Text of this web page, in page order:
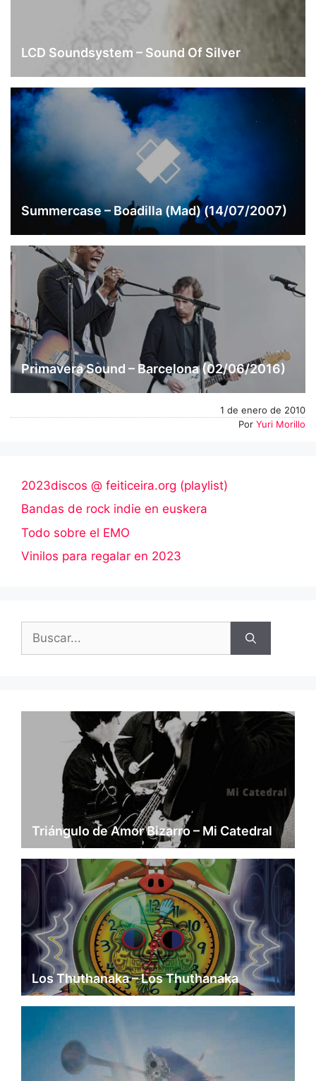
LCD Soundsystem – Sound Of Silver
Summercase – Boadilla (Mad) (14/07/2007)
Primavera Sound – Barcelona (02/06/2016)
1 de enero de 2010
Por Yuri Morillo
2023discos @ feiticeira.org (playlist)
Bandas de rock indie en euskera
Todo sobre el EMO
Vinilos para regalar en 2023
Buscar:
Triángulo de Amor Bizarro – Mi Catedral
Los Thuthanaka – Los Thuthanaka